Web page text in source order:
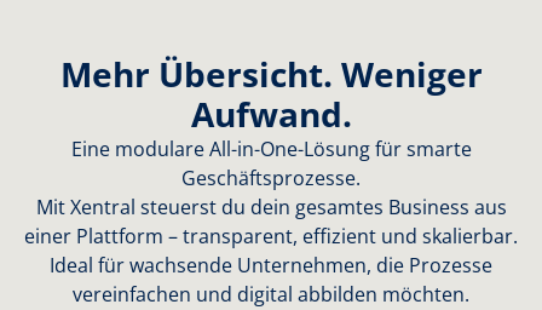
Mehr Übersicht. Weniger
Aufwand.
Eine modulare All-in-One-Lösung für smarte
Geschäftsprozesse.
Mit Xentral steuerst du dein gesamtes Business aus
einer Plattform – transparent, effizient und skalierbar.
Ideal für wachsende Unternehmen, die Prozesse
vereinfachen und digital abbilden möchten.